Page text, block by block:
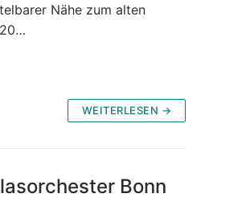
Nähe zum alten
WEITERLESEN →
Bonn